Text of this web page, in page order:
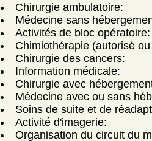
Chirurgie ambulatoire:
Médecine sans
Activités de bloc opératoire:
Chimiothérapie (autorisé
Chirurgie des cancers:
Information médicale:
Chirurgie avec
Médecine avec ou sans
Soins de suite et de
Activité d'imagerie:
Organisation du circuit du